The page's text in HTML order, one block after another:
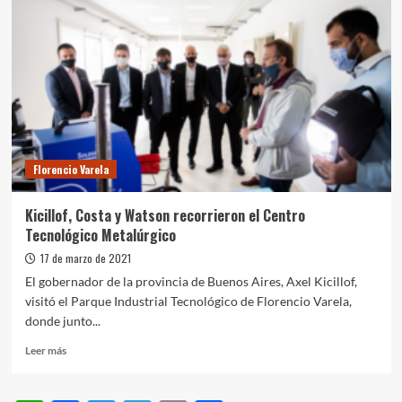
Florencio Varela
Kicillof, Costa y Watson recorrieron el Centro
Tecnológico Metalúrgico
17 de marzo de 2021
El gobernador de la provincia de Buenos Aires, Axel Kicillof,
visitó el Parque Industrial Tecnológico de Florencio Varela,
donde junto...
Leer másLeer
Kicillof,